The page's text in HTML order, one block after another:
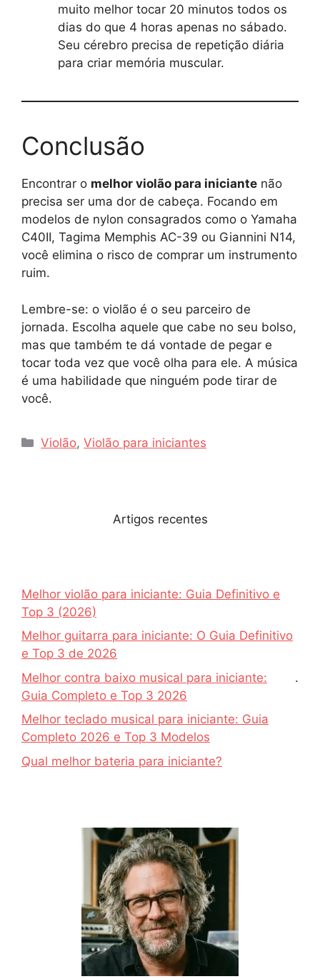
muito melhor tocar 20 minutos todos os
dias do que 4 horas apenas no sábado.
Seu cérebro precisa de repetição diária
para criar memória muscular.
Conclusão
Encontrar o melhor violão para iniciante não
precisa ser uma dor de cabeça. Focando em
modelos de nylon consagrados como o Yamaha
C40II, Tagima Memphis AC-39 ou Giannini N14,
você elimina o risco de comprar um instrumento
ruim.
Lembre-se: o violão é o seu parceiro de
jornada. Escolha aquele que cabe no seu bolso,
mas que também te dá vontade de pegar e
tocar toda vez que você olha para ele. A música
é uma habilidade que ninguém pode tirar de
você.
Categorias
Violão,Violão para iniciantes
Artigos recentes
Melhor violão para iniciante: Guia Definitivo e
Top 3 (2026)
Melhor guitarra para iniciante: O Guia Definitivo
e Top 3 de 2026
Melhor contra baixo musical para iniciante:
Guia Completo e Top 3 2026
Melhor teclado musical para iniciante: Guia
Completo 2026 e Top 3 Modelos
Qual melhor bateria para iniciante?
.